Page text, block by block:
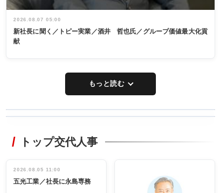
2026.08.07 05:00
新社長に聞く／トピー実業／酒井 哲也氏／グループ価値最大化貢
献
もっと読む
非鉄業界で
インタビュ
ー／社内ア
タックトレー
祝う 業界関
係者ら220人
出席
トップ交代人事
2026.08.05 11:00
五光工業／社長に永島専務